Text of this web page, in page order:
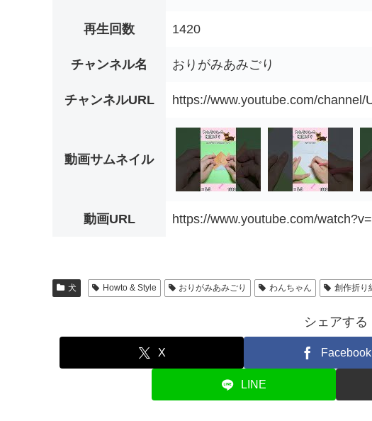
再生回数 1420
チャンネル名 おりがみあみごり
チャンネルURL https://www.youtube.com/
動画サムネイル
動画URL https://www.youtube.com/
犬 Howto & Style おりがみあみごり わんちゃん 創作折り
シェアする
X Facebook
LINE